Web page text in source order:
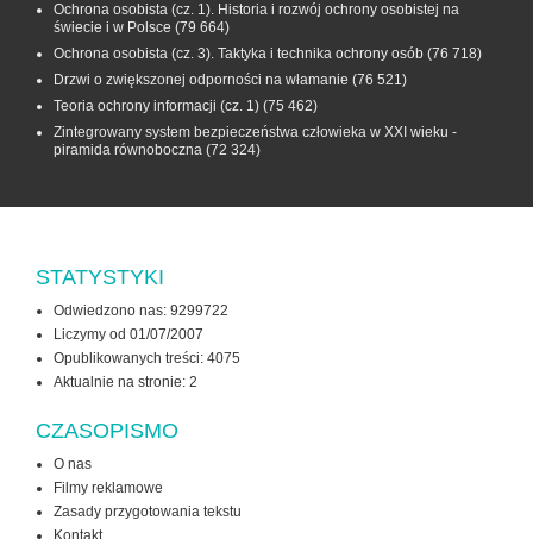
Ochrona osobista (cz. 1). Historia i rozwój ochrony osobistej na
świecie i w Polsce (79 664)
Ochrona osobista (cz. 3). Taktyka i technika ochrony osób (76 718)
Drzwi o zwiększonej odporności na włamanie (76 521)
Teoria ochrony informacji (cz. 1) (75 462)
Zintegrowany system bezpieczeństwa człowieka w XXI wieku -
piramida równoboczna (72 324)
STATYSTYKI
Odwiedzono nas: 9299722
Liczymy od 01/07/2007
Opublikowanych treści: 4075
Aktualnie na stronie: 2
CZASOPISMO
O nas
Filmy reklamowe
Zasady przygotowania tekstu